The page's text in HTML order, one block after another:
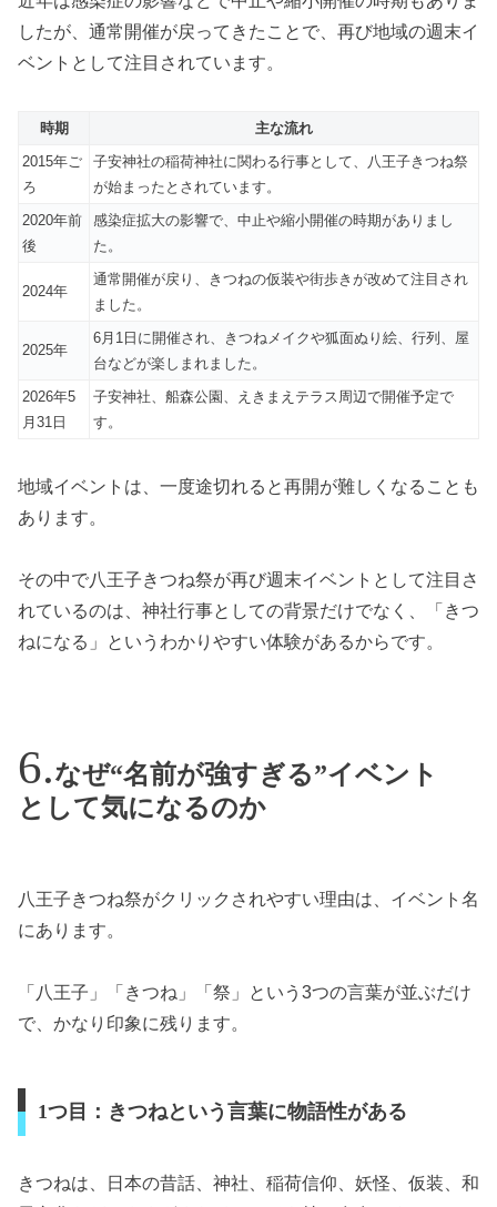
したが、通常開催が戻ってきたことで、再び地域の週末イ
ベントとして注目されています。
時期
主な流れ
2015年ご
ろ
子安神社の稲荷神社に関わる行事として、八王子きつね祭
が始まったとされています。
2020年前
後
感染症拡大の影響で、中止や縮小開催の時期がありまし
た。
2024年
通常開催が戻り、きつねの仮装や街歩きが改めて注目され
ました。
2025年
6月1日に開催され、きつねメイクや狐面ぬり絵、行列、屋
台などが楽しまれました。
2026年5
月31日
子安神社、船森公園、えきまえテラス周辺で開催予定で
す。
地域イベントは、一度途切れると再開が難しくなることも
あります。
その中で八王子きつね祭が再び週末イベントとして注目さ
れているのは、神社行事としての背景だけでなく、「きつ
ねになる」というわかりやすい体験があるからです。
なぜ“名前が強すぎる”イベント
として気になるのか
八王子きつね祭がクリックされやすい理由は、イベント名
にあります。
「八王子」「きつね」「祭」という3つの言葉が並ぶだけ
で、かなり印象に残ります。
1つ目：きつねという言葉に物語性がある
きつねは、日本の昔話、神社、稲荷信仰、妖怪、仮装、和